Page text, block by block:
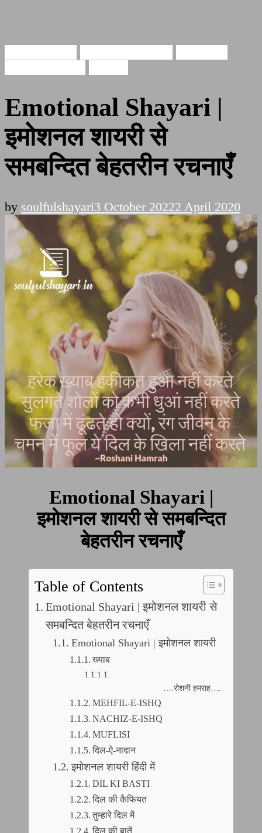
Emotional Shayari |
इमोशनल शायरी से
समबन्दित बेहतरीन रचनाएँ
by soulfulshayari3 October 20222 April 2020
Emotional Shayari |
इमोशनल शायरी से समबन्दित
बेहतरीन रचनाएँ
Table of Contents
Emotional Shayari | इमोशनल शायरी से
समबन्दित बेहतरीन रचनाएँ
Emotional Shayari | इमोशनल शायरी
ख्याब
….रोशनी हमराह….
MEHFIL-E-ISHQ
NACHIZ-E-ISHQ
MUFLISI
दिल-ऐ-नादान
इमोशनल शायरी हिंदी में
DIL KI BASTI
दिल की कैफियत
तुम्हारे दिल में